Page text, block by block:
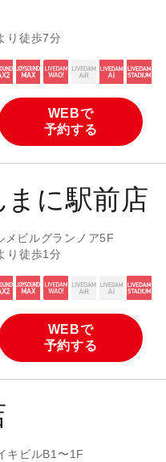
り徒歩7分
WEBで
予約する
まに駅前店
ビルグランノア5F
り徒歩1分
WEBで
予約する
キビルB1〜1F